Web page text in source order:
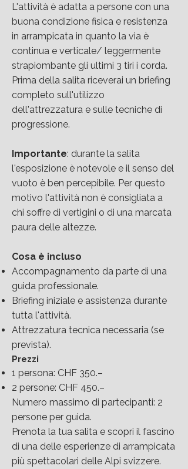
L'attività è adatta a persone con una
buona condizione fisica e resistenza
in arrampicata in quanto la via è
continua e verticale/ leggermente
strapiombante gli ultimi 3 tiri i corda.
Prima della salita riceverai un briefing
completo sull'utilizzo
dell'attrezzatura e sulle tecniche di
progressione.
Importante: durante la salita
l'esposizione è notevole e il senso del
vuoto è ben percepibile. Per questo
motivo l'attività non è consigliata a
chi soffre di vertigini o di una marcata
paura delle altezze.
Cosa è incluso
Accompagnamento da parte di una
guida professionale.
Briefing iniziale e assistenza durante
tutta l'attività.
Attrezzatura tecnica necessaria (se
prevista).
Prezzi
1 persona: CHF 350.–
2 persone: CHF 450.–
Numero massimo di partecipanti: 2
persone per guida.
Prenota la tua salita e scopri il fascino
di una delle esperienze di arrampicata
più spettacolari delle Alpi svizzere.